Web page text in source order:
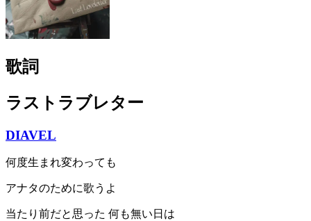
歌詞
ラストラブレター
DIAVEL
何度生まれ変わっても
アナタのために歌うよ
当たり前だと思った 何も無い日は